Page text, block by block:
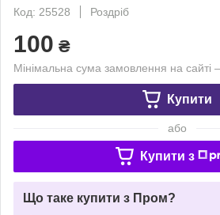
Код: 25528
Роздріб
100 ₴
Мінімальна сума замовлення на сайті
Купити
або
Купити з
Що таке купити з Пром?